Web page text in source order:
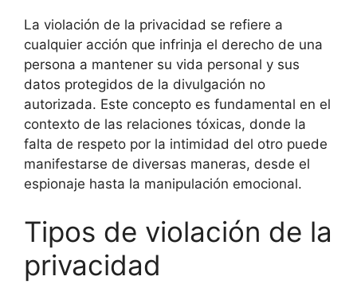
La violación de la privacidad se refiere a
cualquier acción que infrinja el derecho de una
persona a mantener su vida personal y sus
datos protegidos de la divulgación no
autorizada. Este concepto es fundamental en el
contexto de las relaciones tóxicas, donde la
falta de respeto por la intimidad del otro puede
manifestarse de diversas maneras, desde el
espionaje hasta la manipulación emocional.
Tipos de violación de la
privacidad